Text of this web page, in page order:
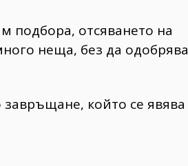
подбора, отсяването на
неща, без да одобрява
който се явява